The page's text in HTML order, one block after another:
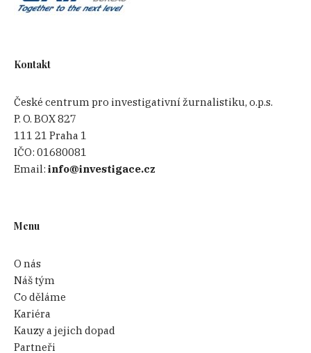
Kontakt
České centrum pro investigativní žurnalistiku, o.p.s.
P. O. BOX 827
111 21 Praha 1
IČO:01680081
Email:info@investigace.cz
Menu
O nás
Náš tým
Co děláme
Kariéra
Kauzy a jejich dopad
Partneři